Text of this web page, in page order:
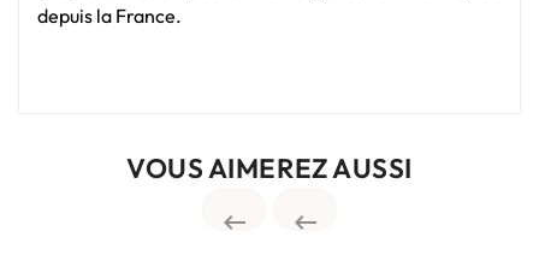
depuis la France.
VOUS AIMEREZ AUSSI
 